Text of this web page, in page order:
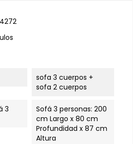
sofa 3 cuerpos +
sofa 2 cuerpos
3
Sofá 3 personas: 200
cm Largo x 80 cm
Profundidad x 87 cm
Altura